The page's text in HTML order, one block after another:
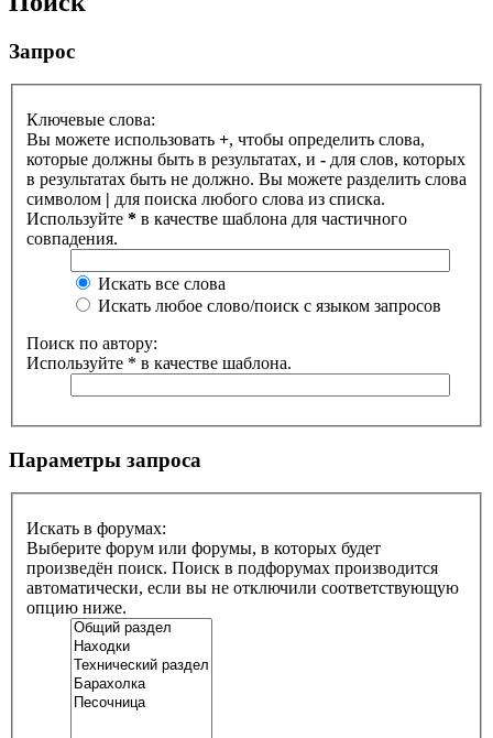
Запрос
Ключевые слова:
Вы можете использовать +, чтобы определить слова,
которые должны быть в результатах, и - для слов, которых
в результатах быть не должно. Вы можете разделить слова
символом | для поиска любого слова из списка.
Используйте * в качестве шаблона для частичного
совпадения.
Искать все слова
Искать любое слово/поиск с языком запросов
Поиск по автору:
Используйте * в качестве шаблона.
Параметры запроса
Искать в форумах:
Выберите форум или форумы, в которых будет
произведён поиск. Поиск в подфорумах производится
автоматически, если вы не отключили соответствующую
опцию ниже.